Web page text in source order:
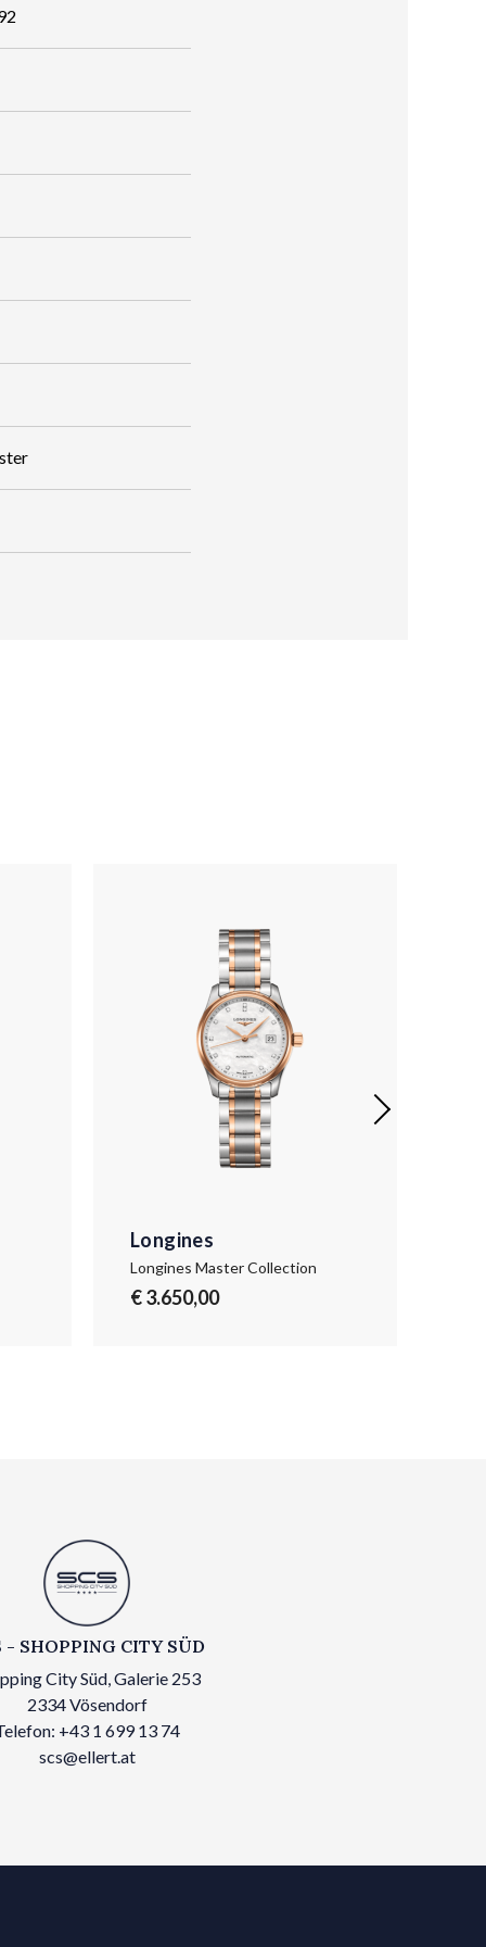
Longines
Longines Master Collection
€ 3.650,00
- SHOPPING CITY SÜD
City Süd, Galerie 253
2334 Vösendorf
+43 1 699 13 74
scs@ellert.at